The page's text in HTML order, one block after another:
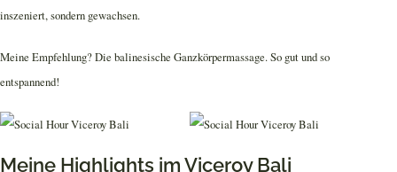
inszeniert, sondern gewachsen.
Meine Empfehlung? Die balinesische Ganzkörpermassage. So gut und so
entspannend!
Meine Highlights im Viceroy Bali